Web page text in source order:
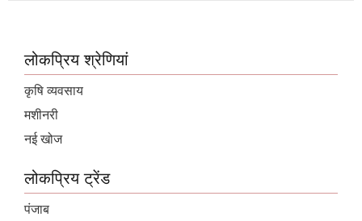
लोकप्रिय श्रेणियां
कृषि व्यवसाय
मशीनरी
नई खोज
लोकप्रिय ट्रेंड
पंजाब